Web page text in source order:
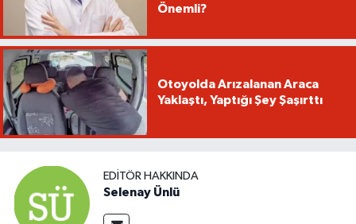
Önemli?
Otoyolda Arızalanan Araca
Yaklaştı, Yaptığı Şey Şaşırttı
EDITÖR HAKKINDA
Selenay Ünlü